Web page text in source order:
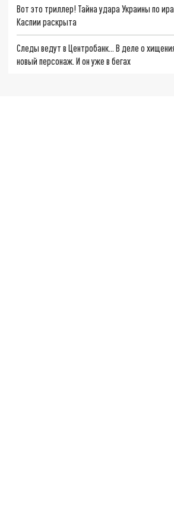
Вот это триллер! Тайна удара Украины по
Каспии раскрыта
Следы ведут в Центробанк… В деле о
новый персонаж. И он уже в бегах